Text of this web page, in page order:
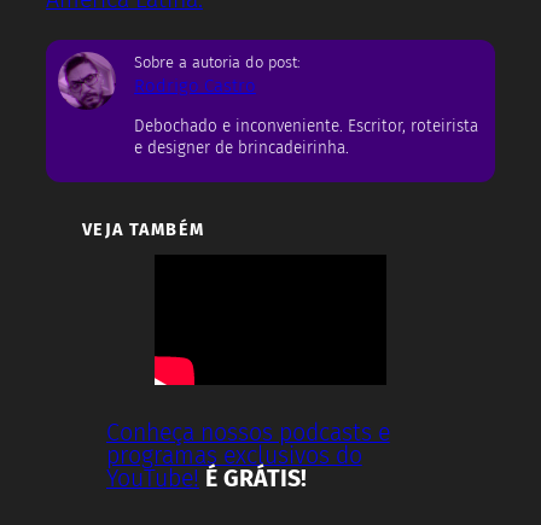
Sobre a autoria do post:
Rodrigo Castro
Debochado e inconveniente. Escritor, roteirista
e designer de brincadeirinha.
VEJA TAMBÉM
Conheça nossos podcasts e
programas exclusivos do
YouTube! É GRÁTIS!